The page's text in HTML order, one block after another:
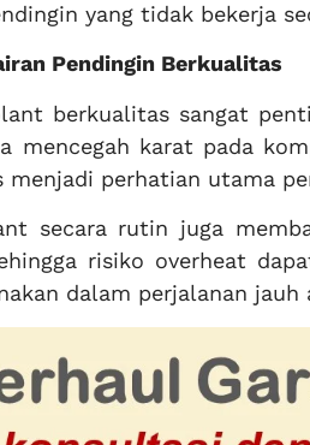
yang tidak bekerja
Pendingin Berkualitas
berkualitas sangat
mencegah karat pada
menjadi perhatian utama
secara rutin juga
risiko overheat
dalam perjalanan